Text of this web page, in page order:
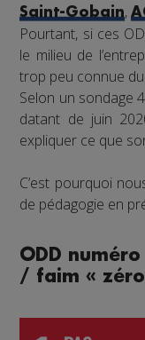
Saint-Gobain,
Pourtant, si ces
le milieu de
trop peu connue
Selon un sondage
datant de juin
expliquer ce que
C’est pourquoi
de pédagogie en
ODD
/ faim «